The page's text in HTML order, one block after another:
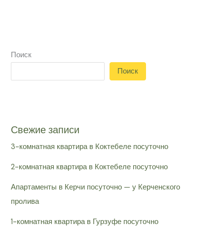
Поиск
Поиск
Свежие записи
3-комнатная квартира в Коктебеле посуточно
2-комнатная квартира в Коктебеле посуточно
Апартаменты в Керчи посуточно — у Керченского
пролива
1-комнатная квартира в Гурзуфе посуточно